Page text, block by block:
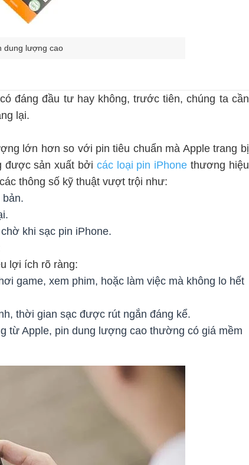
dung lượng cao
đáng đầu tư hay không, trước tiên, chúng ta cần
lại.
lớn hơn so với pin tiêu chuẩn mà Apple trang bị
được sản xuất bởi các loại pin iPhone thương hiệu
thông số kỹ thuật vượt trội như:
khi sạc pin iPhone.
lợi ích rõ ràng:
game, xem phim, hoặc làm việc mà không lo hết
thời gian sạc được rút ngắn đáng kể.
từ Apple, pin dung lượng cao thường có giá mềm